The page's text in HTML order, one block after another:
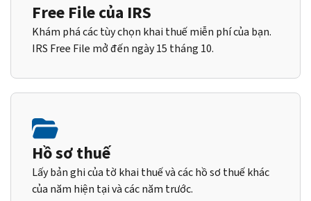
Free File của IRS
Khám phá các tùy chọn khai thuế miễn phí của bạn.
IRS Free File mở đến ngày 15 tháng 10.
Hồ sơ thuế
Lấy bản ghi của tờ khai thuế và các hồ sơ thuế khác
của năm hiện tại và các năm trước.